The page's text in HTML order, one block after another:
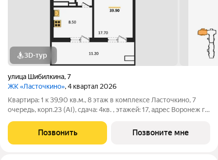
3D-тур
улица Шибилкина,7
ЖК «Ласточкино», 4 квартал 2026
Квартира: 1 к 39,90 кв.м., 8 этаж в комплексе Ласточкино, 7
очередь, корп.23 (АI), сдача: 4кв. , этажей: 17, адрес Воронеж г.,
Позвонить Позвоните мне